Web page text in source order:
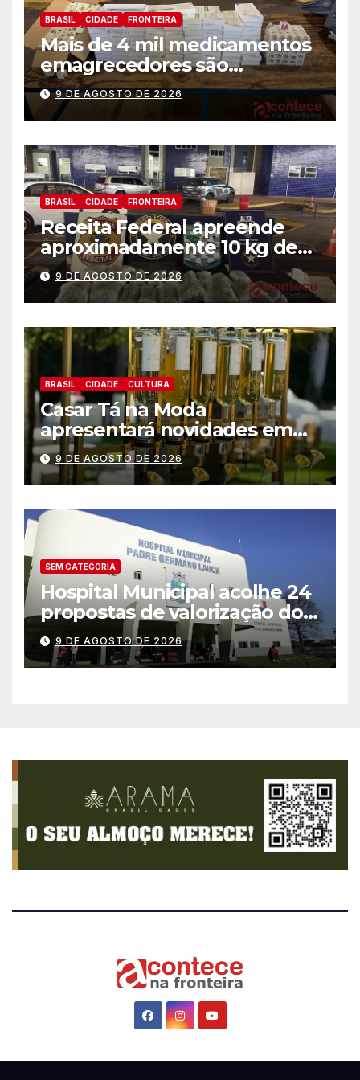
BRASIL CIDADE FRONTEIRA
Mais de 4 mil medicamentos
emagrecedores são
apreendidos pela Receita
Federal
9 DE AGOSTO DE 2026
BRASIL CIDADE FRONTEIRA
Receita Federal apreende
aproximadamente 10 kg de
substância análoga ao
capulho
9 DE AGOSTO DE 2026
BRASIL CIDADE CULTURA
Casar Tá na Moda
apresentará novidades em
entretenimento para
casamentos e festas de
debutantes
9 DE AGOSTO DE 2026
SEM CATEGORIA
Hospital Municipal acolhe 24
propostas de valorização dos
trabalhadores e institui mesa
permanente de negociação
9 DE AGOSTO DE 2026